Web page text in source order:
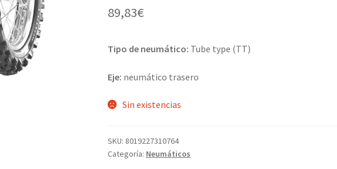
89,83€
Tipo de neumático: Tube type (TT)
Eje: neumático trasero
Sin existencias
SKU: 8019227310764
Categoría: Neumáticos